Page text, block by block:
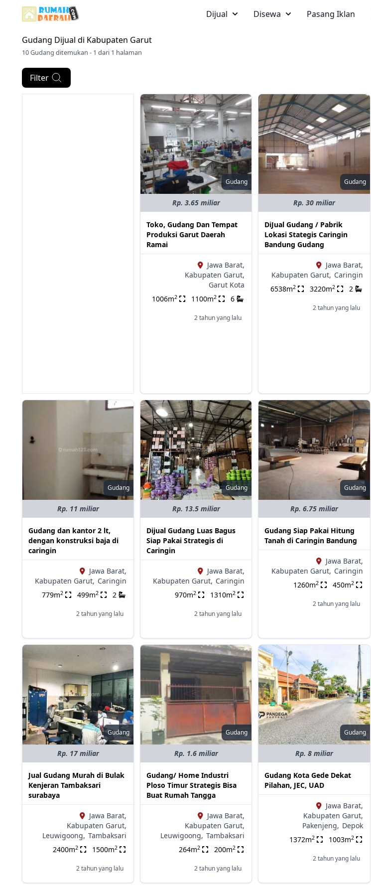
Dijual Disewa Pasang Iklan
Gudang Dijual di Kabupaten Garut
10 Gudang ditemukan - 1 dari 1 halaman
Filter
Gudang
Rp. 3.65 miliar
Toko, Gudang Dan Tempat
Produksi Garut Daerah
Ramai
Jawa Barat,
Kabupaten Garut,
Garut Kota
1006m2 1100m2 6
2 tahun yang lalu
Gudang
Rp. 30 miliar
DiJual Gudang / Pabrik
Lokasi Stategis Caringin
Bandung Gudang
Jawa Barat,
Kabupaten Garut, Caringin
6538m2 3220m2 2
2 tahun yang lalu
Gudang
Rp. 11 miliar
Gudang dan kantor 2 lt,
dengan konstruksi baja di
caringin
Jawa Barat,
Kabupaten Garut, Caringin
779m2 499m2 2
2 tahun yang lalu
Gudang
Rp. 13.5 miliar
Dijual Gudang Luas Bagus
Siap Pakai Strategis di
Caringin
Jawa Barat,
Kabupaten Garut, Caringin
970m2 1310m2
2 tahun yang lalu
Gudang
Rp. 6.75 miliar
Gudang Siap Pakai Hitung
Tanah di Caringin Bandung
Jawa Barat,
Kabupaten Garut, Caringin
1260m2 450m2
2 tahun yang lalu
Gudang
Rp. 17 miliar
Jual Gudang Murah di Bulak
Kenjeran Tambaksari
surabaya
Jawa Barat,
Kabupaten Garut,
Leuwigoong, Tambaksari
2400m2 1500m2
2 tahun yang lalu
Gudang
Rp. 1.6 miliar
Gudang/ Home Industri
Ploso Timur Strategis Bisa
Buat Rumah Tangga
Jawa Barat,
Kabupaten Garut,
Leuwigoong, Tambaksari
264m2 200m2
2 tahun yang lalu
Gudang
Rp. 8 miliar
Gudang Kota Gede Dekat
Pilahan, JEC, UAD
Jawa Barat,
Kabupaten Garut,
Pakenjeng, Depok
1372m2 1003m2
2 tahun yang lalu